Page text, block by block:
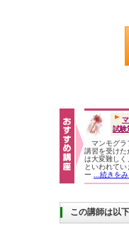
試験
マンモグラ
講習を受けた
は大変難しく
といわれて
ー
...続きを
この講師は以